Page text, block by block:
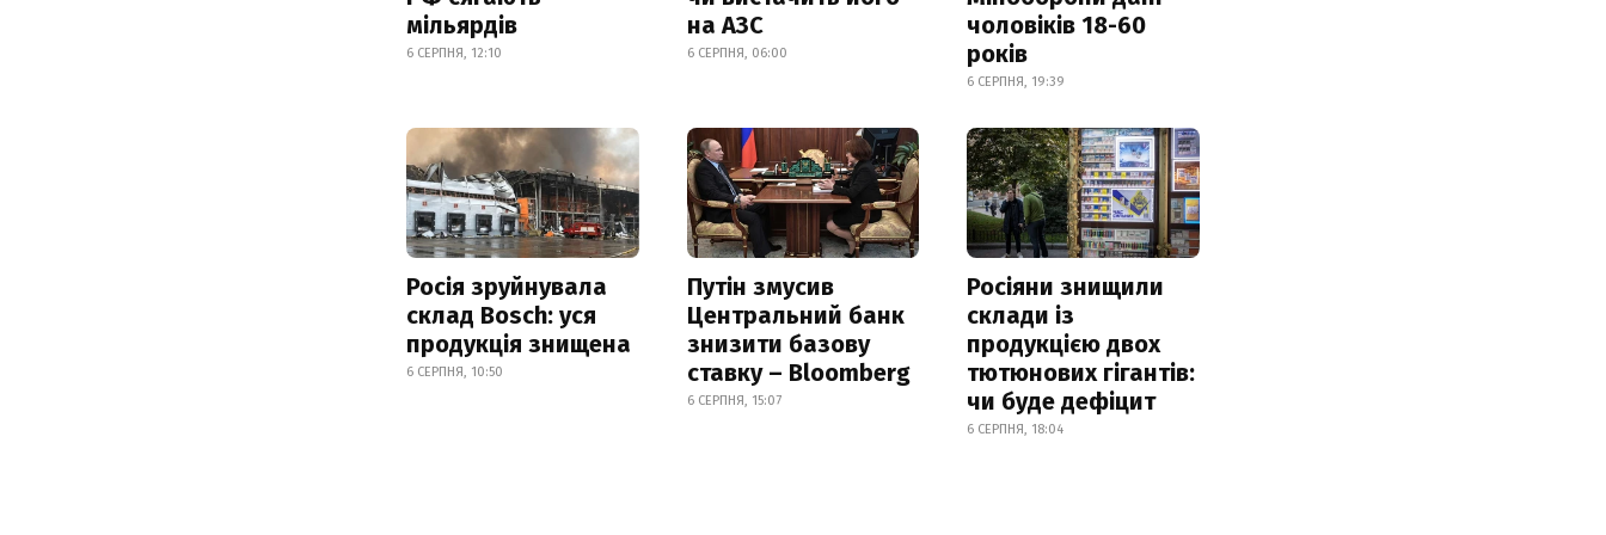
мільярдів
6 СЕРПНЯ, 12:10
на АЗС
6 СЕРПНЯ, 06:00
чоловіків 18-60
років
6 СЕРПНЯ, 19:39
Росія зруйнувала
склад Bosch: уся
продукція знищена
6 СЕРПНЯ, 10:50
Путін змусив
Центральний банк
знизити базову
ставку – Bloomberg
6 СЕРПНЯ, 15:07
Росіяни знищили
склади із
продукцією двох
тютюнових гігантів:
чи буде дефіцит
6 СЕРПНЯ, 18:04